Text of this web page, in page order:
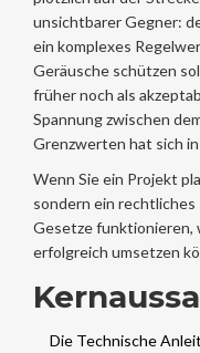
unsichtbarer Gegner:
ein komplexes
Geräusche schützen
früher noch als
Spannung zwischen
Grenzwerten hat sich
Wenn Sie ein Projekt
sondern ein rechtliches
Gesetze funktionieren,
erfolgreich umsetzen
Die Technische